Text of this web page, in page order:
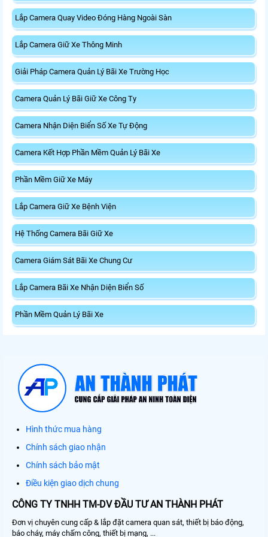
Lắp Camera Quay Video Đóng Hàng Ngoài Sàn
Lắp Camera Giữ Xe Thông Minh
Giải Pháp Camera Quản Lý Bãi Xe Trường Học
Camera Quản Lý Bãi Giữ Xe Công Ty
Camera Nhận Diện Biển Số Xe Tự Động
Camera Kết Hợp Phần Mềm Quản Lý Bãi Xe
Phần Mềm Giữ Xe Máy
Lắp Camera Giữ Xe Bệnh Viện
Hệ Thống Camera Bãi Giữ Xe
Camera Giám Sát Bãi Xe Chung Cư
Lắp Camera Bãi Xe Nhận Diện Biển Số
Phần Mềm Quản Lý Bãi Xe
Hình thức mua hàng
Chính sách giao nhận
Chính sách bảo mật
Điều kiện giao dịch chung
CÔNG TY TNHH TM-DV ĐẦU TƯ AN THÀNH PHÁT
Đơn vị chuyên cung cấp & lắp đặt camera quan sát, thiết bị báo động,
báo cháy, máy chấm công, thiết bị mạng, ...